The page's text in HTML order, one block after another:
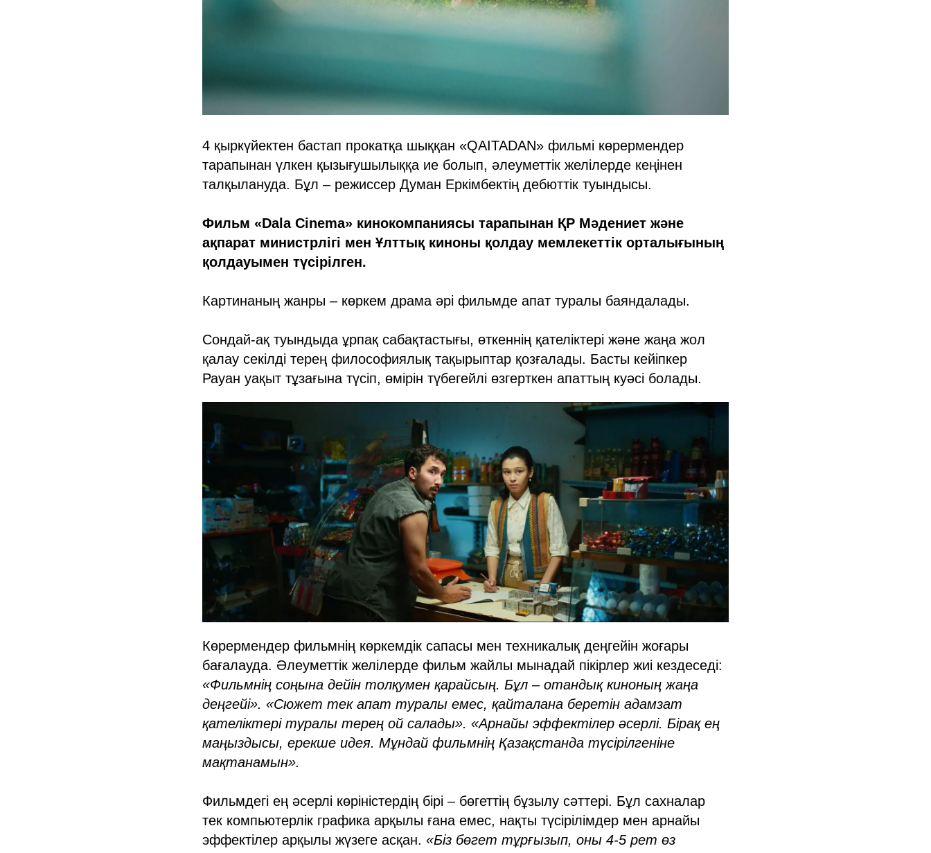
4 қыркүйектен бастап прокатқа шыққан «QAITADAN» фильмі көрермендер
тарапынан үлкен қызығушылыққа ие болып, әлеуметтік желілерде кеңінен
талқылануда. Бұл – режиссер Думан Еркімбектің дебюттік туындысы.
Фильм «Dala Cinema» кинокомпаниясы тарапынан ҚР Мәдениет және
ақпарат министрлігі мен Ұлттық киноны қолдау мемлекеттік орталығының
қолдауымен түсірілген.
Картинаның жанры – көркем драма әрі фильмде апат туралы баяндалады.
Сондай-ақ туындыда ұрпақ сабақтастығы, өткеннің қателіктері және жаңа жол
қалау секілді терең философиялық тақырыптар қозғалады. Басты кейіпкер
Рауан уақыт тұзағына түсіп, өмірін түбегейлі өзгерткен апаттың куәсі болады.
Көрермендер фильмнің көркемдік сапасы мен техникалық деңгейін жоғары
бағалауда. Әлеуметтік желілерде фильм жайлы мынадай пікірлер жиі кездеседі:
«Фильмнің соңына дейін толқумен қарайсың. Бұл – отандық киноның жаңа
деңгейі». «Сюжет тек апат туралы емес, қайталана беретін адамзат
қателіктері туралы терең ой салады». «Арнайы эффектілер әсерлі. Бірақ ең
маңыздысы, ерекше идея. Мұндай фильмнің Қазақстанда түсірілгеніне
мақтанамын».
Фильмдегі ең әсерлі көріністердің бірі – бөгеттің бұзылу сәттері. Бұл сахналар
тек компьютерлік графика арқылы ғана емес, нақты түсірілімдер мен арнайы
эффектілер арқылы жүзеге асқан. «Біз бөгет тұрғызып, оны 4-5 рет өз